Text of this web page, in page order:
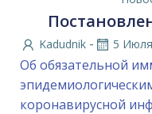
Kadudnik - 5
Об обязательной
коронавирусной